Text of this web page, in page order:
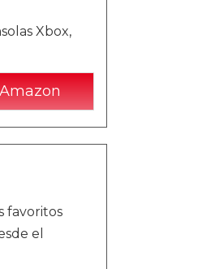
Xbox,
favoritos
el